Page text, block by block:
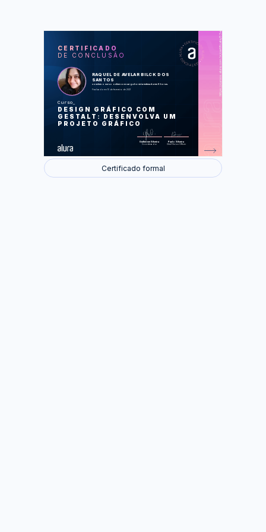
CERTIFICADO
DE CONCLUSÃO
RAQUEL DE AVELAR BILCK DOS
SANTOS
concluiu o curso online com carga horária estimada em 8 horas.
Finalizado em 10 de fevereiro de 2021
Curso
DESIGN GRÁFICO COM
GESTALT: DESENVOLVA UM
PROJETO GRÁFICO
Guilherme Silveira
Coordenador
Paulo Silveira
Chief Vision Officer
https://cursos.alura.com.br/certificate/53e1be89-f166-4287-833f-f8d43f664bd4
LAS
Conhecendo a Gestalt
Criando a logo
Certificado formal